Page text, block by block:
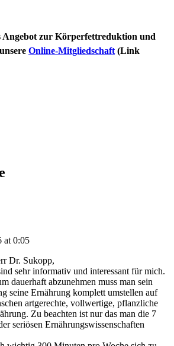
zur Körperfettreduktion und
Online-Mitgliedschaft (Link
at 0:05
Dr. Sukopp,
sehr informativ und interessant für mich.
dauerhaft abzunehmen muss man sein
seine Ernährung komplett umstellen auf
artgerechte, vollwertige, pflanzliche
Zu beachten ist nur das man die 7
seriösen Ernährungswissenschaften